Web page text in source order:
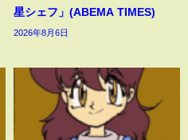
星シェフ」(ABEMA TIMES)
2026年8月6日